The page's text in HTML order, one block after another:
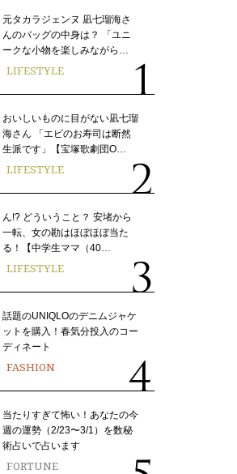
元タカラジェンヌ 凪七瑠海さ
んのバッグの中身は？ 「ユニ
ークな小物を楽しみながら…
LIFESTYLE
おいしいものに目がない凪七瑠
海さん 「エビのお寿司は断然
生派です」【宝塚歌劇団O…
LIFESTYLE
ん!? どういうこと？ 安堵から
一転、女の勘はほぼほぼ当た
る！【中学生ママ（40…
LIFESTYLE
話題のUNIQLOのデニムジャケ
ットを購入！春気分投入のコー
ディネート
FASHION
当たりすぎて怖い！あなたの今
週の運勢（2/23〜3/1）を数秘
術占いで占います
FORTUNE